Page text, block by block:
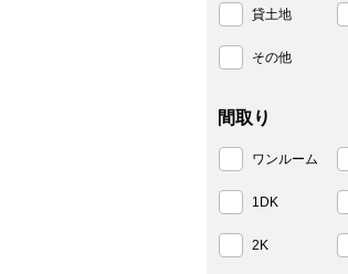
貸土地
その他
間取り
ワンルーム
1DK
2K